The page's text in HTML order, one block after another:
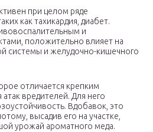
при целом ряде
как тахикардия, диабет.
и
положительно влияет на
системы и желудочно-кишечного
отличается крепким
вредителей. Для него
Вдобавок, это
высадив его на участке,
урожай ароматного меда.